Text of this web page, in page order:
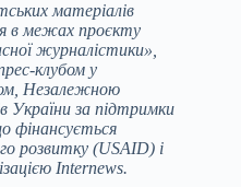
матеріалів
в межах проєкту
журналістики»,
клубом у
Незалежною
України за підтримки
фінансується
розвитку (USAID) і
Internews.